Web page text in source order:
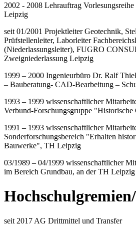
2002 - 2008 Lehrauftrag
Leipzig
seit 01/2001 Projektleiter Geotechnik,
Prüfstellenleiter, Laborleiter
(Niederlassungsleiter), FUGRO
Zweigniederlassung Leipzig
1999 – 2000 Ingenieurbüro Dr. Ralf
– Bauberatung- CAD-Bearbeitung –
1993 – 1999 wissenschaftlicher
Verbund-Forschungsgruppe "Historische
1991 – 1993 wissenschaftlicher
Sonderforschungsbereich "Erhalten
Bauwerke", TH Leipzig
03/1989 – 04/1999 wissenschaftlicher
im Bereich Grundbau, an der TH
seit 2017 AG Drittmittel und Transfer